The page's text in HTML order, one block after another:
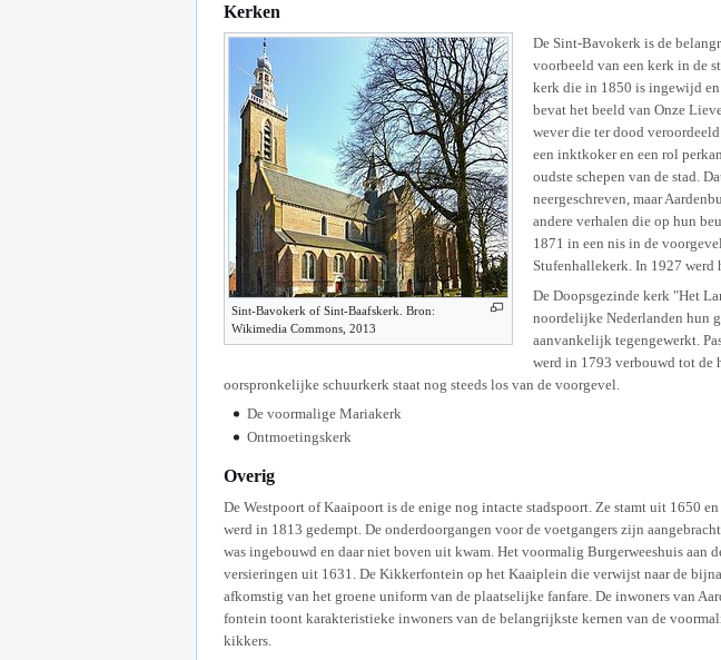
Kerken
Sint-Bavokerk of Sint-Baafskerk. Bron:
Wikimedia Commons, 2013
De Sint-Bavokerk is de
voorbeeld van een kerk in de
kerk die in 1850 is ingewijd en
bevat het beeld van Onze
wever die ter dood
een inktkoker en een rol
oudste schepen van de stad.
neergeschreven, maar
andere verhalen die op hun
1871 in een nis in de
Stufenhallekerk. In 1927 werd
De Doopsgezinde kerk "Het
noordelijke Nederlanden hun
aanvankelijk tegengewerkt.
werd in 1793 verbouwd tot de
oorspronkelijke schuurkerk staat nog steeds los van de voorgevel.
De voormalige Mariakerk
Ontmoetingskerk
Overig
De Westpoort of Kaaipoort is de enige nog intacte stadspoort. Ze stamt uit 1650
werd in 1813 gedempt. De onderdoorgangen voor de voetgangers zijn
was ingebouwd en daar niet boven uit kwam. Het voormalig Burgerweeshuis aan
versieringen uit 1631. De Kikkerfontein op het Kaaiplein die verwijst naar de
afkomstig van het groene uniform van de plaatselijke fanfare. De inwoners van
fontein toont karakteristieke inwoners van de belangrijkste kernen van de
kikkers.